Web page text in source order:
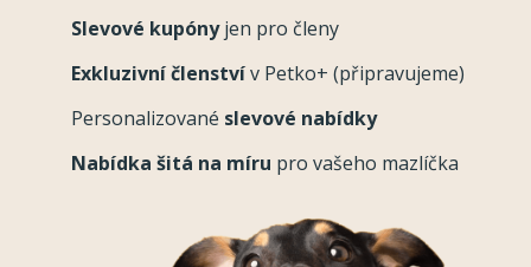
Slevové kupónyjen pro členy
Exkluzivní členstvív Petko+ (připravujeme)
Personalizované slevové nabídky
Nabídka šitá na míru pro vašeho mazlíčka